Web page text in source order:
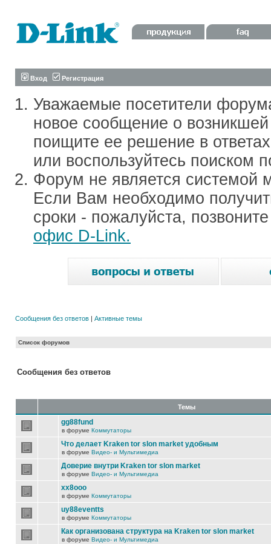
Вход Регистрация
Уважаемые посетители
новое сообщение о
поищите ее решение в
или воспользуйтесь поиском
Форум не является системой
Если Вам необходимо
сроки - пожалуйста,
офис D-Link.
Сообщения без ответов | Активные темы
Список форумов
Сообщения без ответов
Темы
gg88fund
в форуме Коммутаторы
Что делает Kraken tor slon market удобным
в форуме Видео- и Мультимедиа
Доверие внутри Kraken tor slon market
в форуме Видео- и Мультимедиа
xx8ooo
в форуме Коммутаторы
uy88eventts
в форуме Коммутаторы
Как организована структура на Kraken tor slon market
в форуме Видео- и Мультимедиа